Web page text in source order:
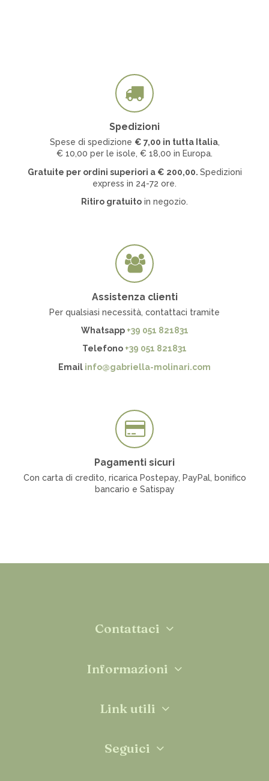
Spedizioni
Spese di spedizione € 7,00 in tutta Italia,
€ 10,00 per le isole, € 18,00 in Europa.
Gratuite per ordini superiori a € 200,00. Spedizioni
express in 24-72 ore.
Ritiro gratuito in negozio.
Assistenza clienti
Per qualsiasi necessità, contattaci tramite
Whatsapp +39 051 821831
Telefono +39 051 821831
Email info@gabriella-molinari.com
Pagamenti sicuri
Con carta di credito, ricarica Postepay, PayPal, bonifico
bancario e Satispay
Contattaci
Informazioni
Link utili
Seguici